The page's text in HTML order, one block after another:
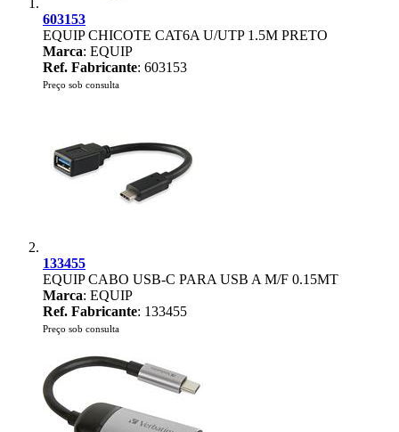
603153
EQUIP CHICOTE CAT6A U/UTP 1.5M PRETO
Marca: EQUIP
Ref. Fabricante: 603153
Preço sob consulta
133455
EQUIP CABO USB-C PARA USB A M/F 0.15MT
Marca: EQUIP
Ref. Fabricante: 133455
Preço sob consulta